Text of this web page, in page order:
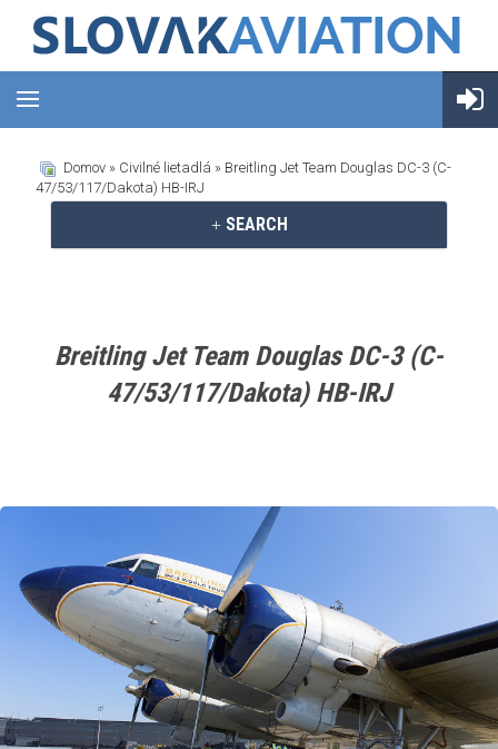
Domov » Civilné lietadlá » Breitling Jet Team Douglas DC-3 (C-
47/53/117/Dakota) HB-IRJ
SEARCH
Breitling Jet Team Douglas DC-3 (C-
47/53/117/Dakota) HB-IRJ